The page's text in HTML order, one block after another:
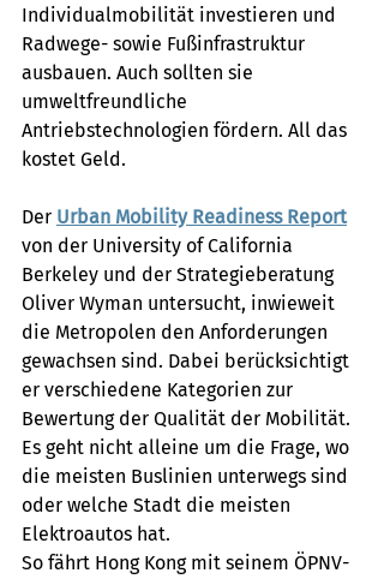
Individualmobilität investieren und
Radwege- sowie Fußinfrastruktur
ausbauen. Auch sollten sie
umweltfreundliche
Antriebstechnologien fördern. All das
kostet Geld.
Der Urban Mobility Readiness Report
von der University of California
Berkeley und der Strategieberatung
Oliver Wyman untersucht, inwieweit
die Metropolen den Anforderungen
gewachsen sind. Dabei berücksichtigt
er verschiedene Kategorien zur
Bewertung der Qualität der Mobilität.
Es geht nicht alleine um die Frage, wo
die meisten Buslinien unterwegs sind
oder welche Stadt die meisten
Elektroautos hat.
So fährt Hong Kong mit seinem ÖPNV-